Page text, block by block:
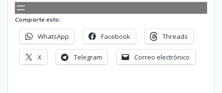
Comparte esto:
WhatsApp Facebook Threads
X Telegram Correo electrónico